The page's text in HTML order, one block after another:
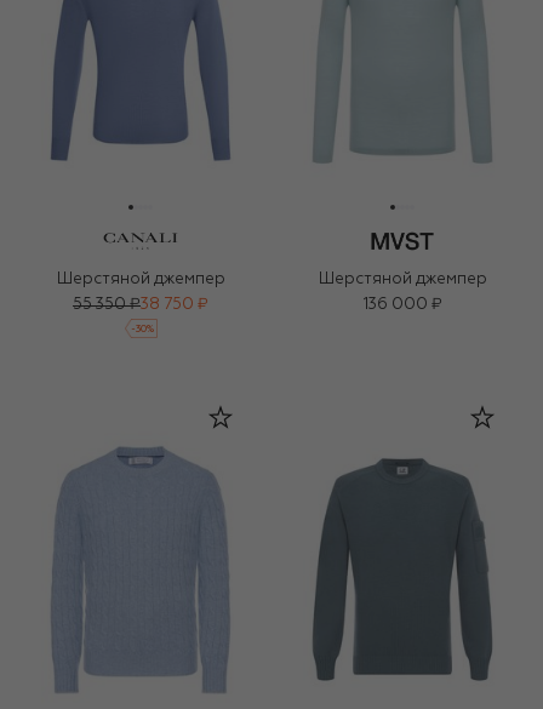
Шерстяной джемпер
55 350 ₽38 750 ₽
-30%
Шерстяной джемпер
136 000 ₽